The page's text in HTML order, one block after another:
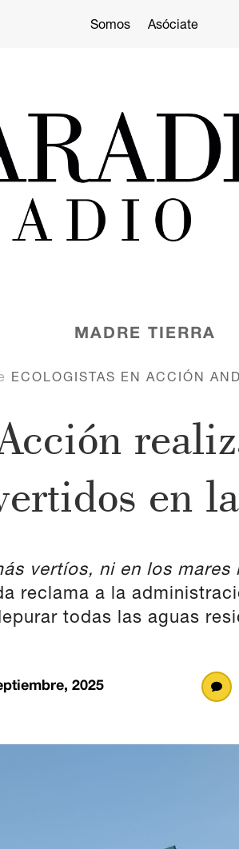
Somos Asóciate
MADRE TIERRA
ECOLOGISTAS EN ACCIÓN
en
vertíos, ni en los mares
reclama a la
todas las aguas
2025 